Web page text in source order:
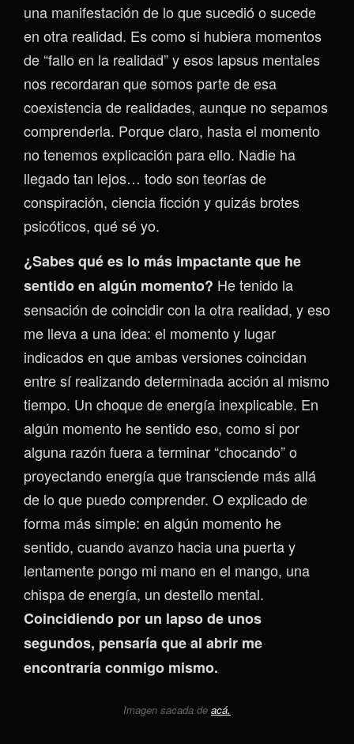
una manifestación de lo que sucedió o sucede
en otra realidad. Es como si hubiera momentos
de “fallo en la realidad” y esos lapsus mentales
nos recordaran que somos parte de esa
coexistencia de realidades, aunque no sepamos
comprenderla. Porque claro, hasta el momento
no tenemos explicación para ello. Nadie ha
llegado tan lejos… todo son teorías de
conspiración, ciencia ficción y quizás brotes
psicóticos, qué sé yo.
¿Sabes qué es lo más impactante que he
sentido en algún momento? He tenido la
sensación de coincidir con la otra realidad, y eso
me lleva a una idea: el momento y lugar
indicados en que ambas versiones coincidan
entre sí realizando determinada acción al mismo
tiempo. Un choque de energía inexplicable. En
algún momento he sentido eso, como si por
alguna razón fuera a terminar “chocando” o
proyectando energía que transciende más allá
de lo que puedo comprender. O explicado de
forma más simple: en algún momento he
sentido, cuando avanzo hacia una puerta y
lentamente pongo mi mano en el mango, una
chispa de energía, un destello mental.
Coincidiendo por un lapso de unos
segundos, pensaría que al abrir me
encontraría conmigo mismo.
Imagen sacada de acá.